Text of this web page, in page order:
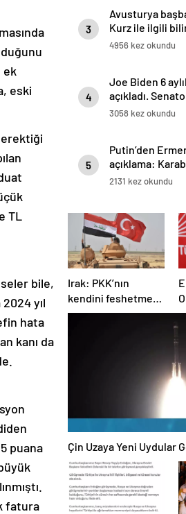
ek
eski
TL
bile,
yıl
hata
kanı da
puana
fatura
3
Avusturya
Kurz ile ilgili
4956 kez okundu
4
Joe Biden 6
açıkladı.
3058 kez okundu
5
Putin’den
açıklama:
Azerbaycan’ın
2131 kez okundu
Irak: PKK’nın
kendini feshetme
kararını
Çin Uzaya Yeni Uydular